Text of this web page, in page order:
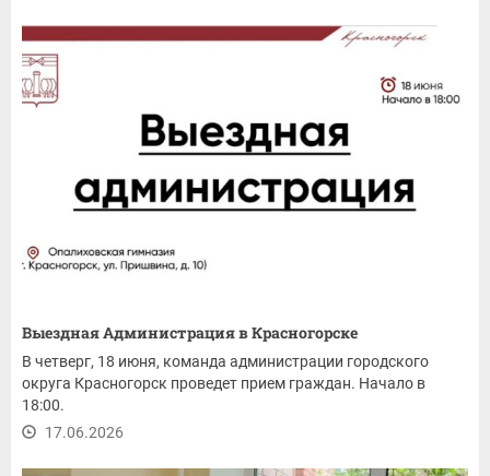
Выездная Администрация в Красногорске
В четверг, 18 июня, команда администрации городского
округа Красногорск проведет прием граждан. Начало в
18:00.
17.06.2026